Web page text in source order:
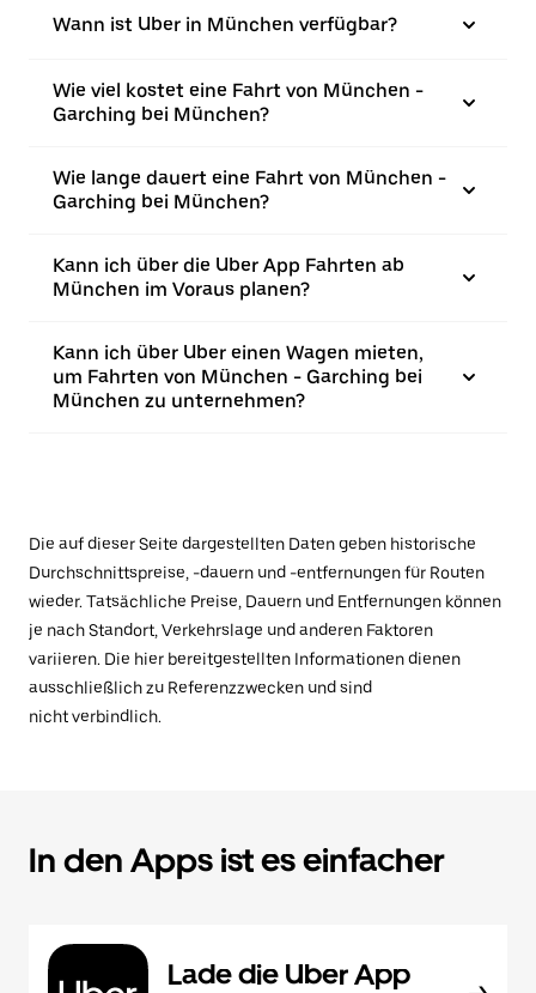
Wann ist Uber in München verfügbar?
Wie viel kostet eine Fahrt von München -
Garching bei München?
Wie lange dauert eine Fahrt von München -
Garching bei München?
Kann ich über die Uber App Fahrten ab
München im Voraus planen?
Kann ich über Uber einen Wagen mieten,
um Fahrten von München - Garching bei
München zu unternehmen?
Die auf dieser Seite dargestellten Daten geben historische
Durchschnittspreise, -dauern und -entfernungen für Routen
wieder. Tatsächliche Preise, Dauern und Entfernungen können
je nach Standort, Verkehrslage und anderen Faktoren
variieren. Die hier bereitgestellten Informationen dienen
ausschließlich zu Referenzzwecken und sind
nicht verbindlich.
In den Apps ist es einfacher
Lade die Uber App